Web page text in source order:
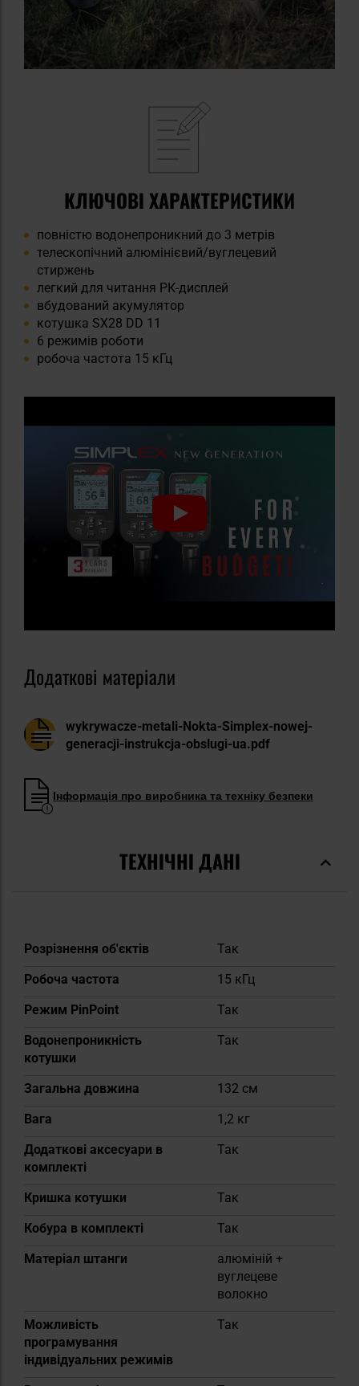
КЛЮЧОВІ ХАРАКТЕРИСТИКИ
повністю водонепроникний до 3 метрів
телескопічний алюмінієвий/вуглецевий
стиржень
легкий для читання РК-дисплей
вбудований акумулятор
котушка SX28 DD 11
6 режимів роботи
робоча частота 15 кГц
Додаткові матеріали
wykrywacze-metali-Nokta-Simplex-nowej-
generacji-instrukcja-obslugi-ua.pdf
Інформація про виробника та техніку безпеки
ТЕХНІЧНІ ДАНІ
Докладніше
Розрізнення об'єктів
Так
Робоча частота
15 кГц
Режим PinPoint
Так
Водонепроникність
котушки
Так
Загальна довжина
132 см
Вага
1,2 кг
Додаткові аксесуари в
комплекті
Так
Кришка котушки
Так
Кобура в комплекті
Так
Матеріал штанги
алюміній +
вуглецеве
волокно
Можливість
програмування
індивідуальних режимів
Так